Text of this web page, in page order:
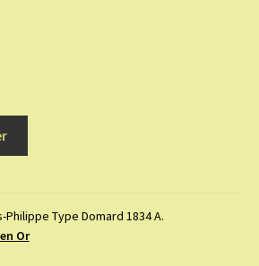
Philippe Type Domard 1834 A.
Or